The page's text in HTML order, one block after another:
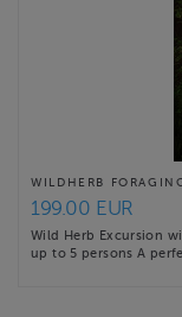
WILDHERB
199.00 EUR
Wild Herb Excursion
up to 5 persons A